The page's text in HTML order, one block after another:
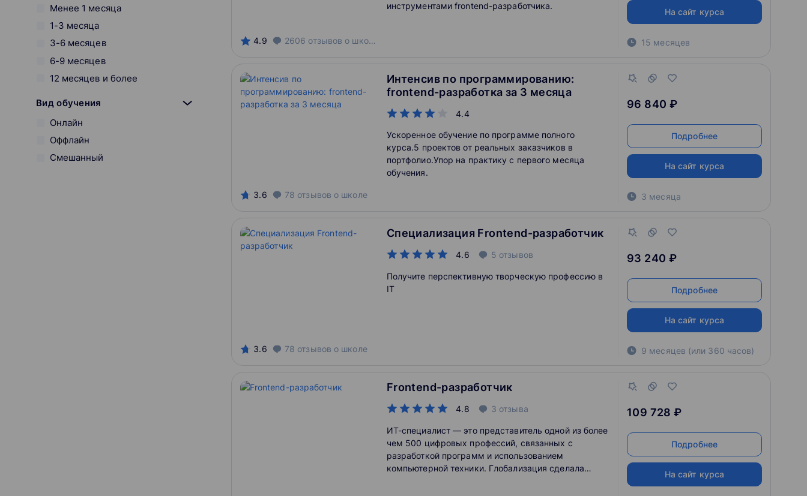
Менее 1 месяца
1-3 месяца
3-6 месяцев
6-9 месяцев
12 месяцев и более
Вид обучения
Онлайн
Оффлайн
Смешанный
4.9 2606 отзывов о школе
инструментами frontend-разработчика.
На сайт курса
15 месяцев
3.6 78 отзывов о школе
Интенсив по программированию:
frontend-разработка за 3 месяца
4.4
Ускоренное обучение по программе полного
курса.5 проектов от реальных заказчиков в
портфолио.Упор на практику с первого месяца
обучения.
96 840 ₽
Подробнее
На сайт курса
3 месяца
3.6 78 отзывов о школе
Специализация Frontend-разработчик
4.6 5 отзывов
Получите перспективную творческую профессию в
IT
93 240 ₽
Подробнее
На сайт курса
9 месяцев (или 360 часов)
Frontend-разработчик
4.8 3 отзыва
ИТ-специалист — это представитель одной из более
чем 500 цифровых профессий, связанных с
разработкой программ и использованием
компьютерной техники. Глобализация сделала
109 728 ₽
Подробнее
На сайт курса